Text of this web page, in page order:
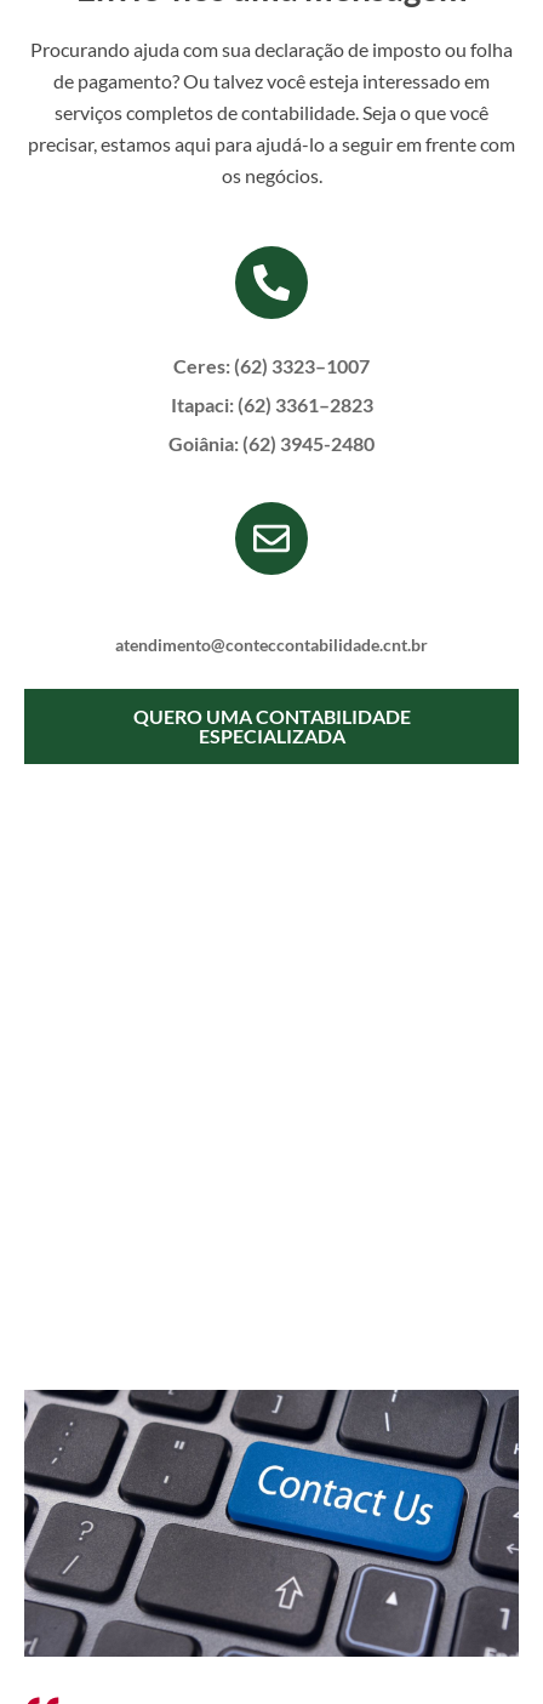
Procurando ajuda com sua declaração de imposto ou folha
de pagamento? Ou talvez você esteja interessado em
serviços completos de contabilidade. Seja o que você
precisar, estamos aqui para ajudá-lo a seguir em frente com
os negócios.
Ceres: (62) 3323–1007
Itapaci: (62) 3361–2823
Goiânia: (62) 3945-2480
atendimento@conteccontabilidade.cnt.br
QUERO UMA CONTABILIDADE
ESPECIALIZADA